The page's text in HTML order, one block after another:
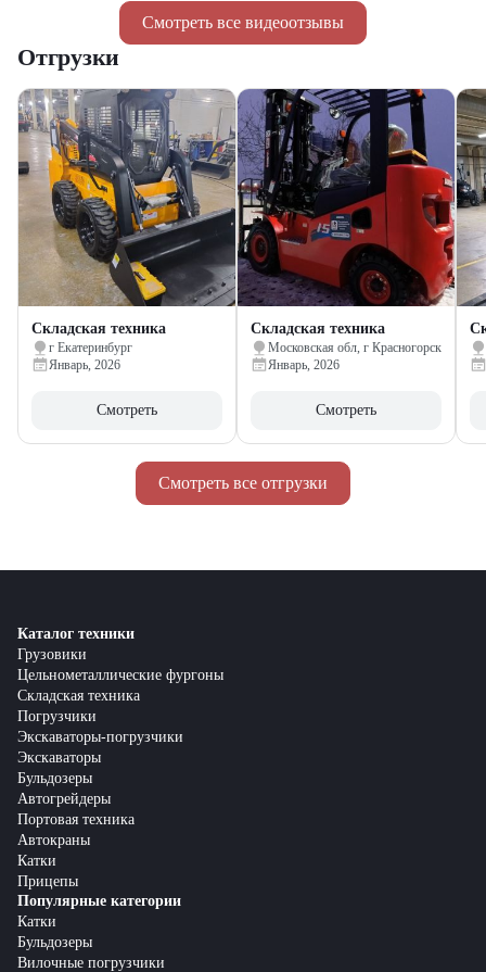
Смотреть все видеоотзывы
Смотреть все отгрузки
Отгрузки
Складская техника
г Екатеринбург
Январь, 2026
Смотреть
Складская техника
Московская обл, г Красногорск
Январь, 2026
Смотреть
Каталог техники
Грузовики
Цельнометаллические фургоны
Складская техника
Погрузчики
Экскаваторы-погрузчики
Экскаваторы
Бульдозеры
Автогрейдеры
Портовая техника
Автокраны
Катки
Прицепы
Популярные категории
Катки
Бульдозеры
Вилочные погрузчики